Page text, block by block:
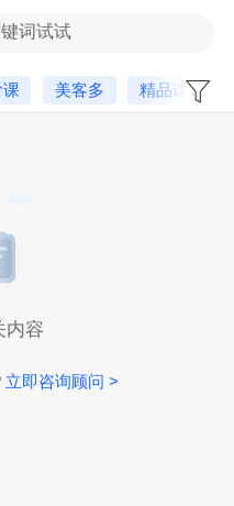
词试试
课 美客多 精品课
内容
立即咨询顾问 >